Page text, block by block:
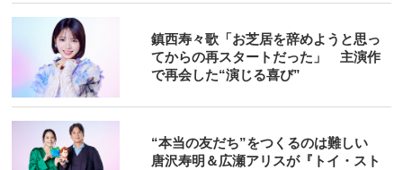
鎮西寿々歌「お芝居を辞めようと思っ
てからの再スタートだった」 主演作
で再会した“演じる喜び”
“本当の友だち”をつくるのは難しい
唐沢寿明＆広瀬アリスが『トイ・スト